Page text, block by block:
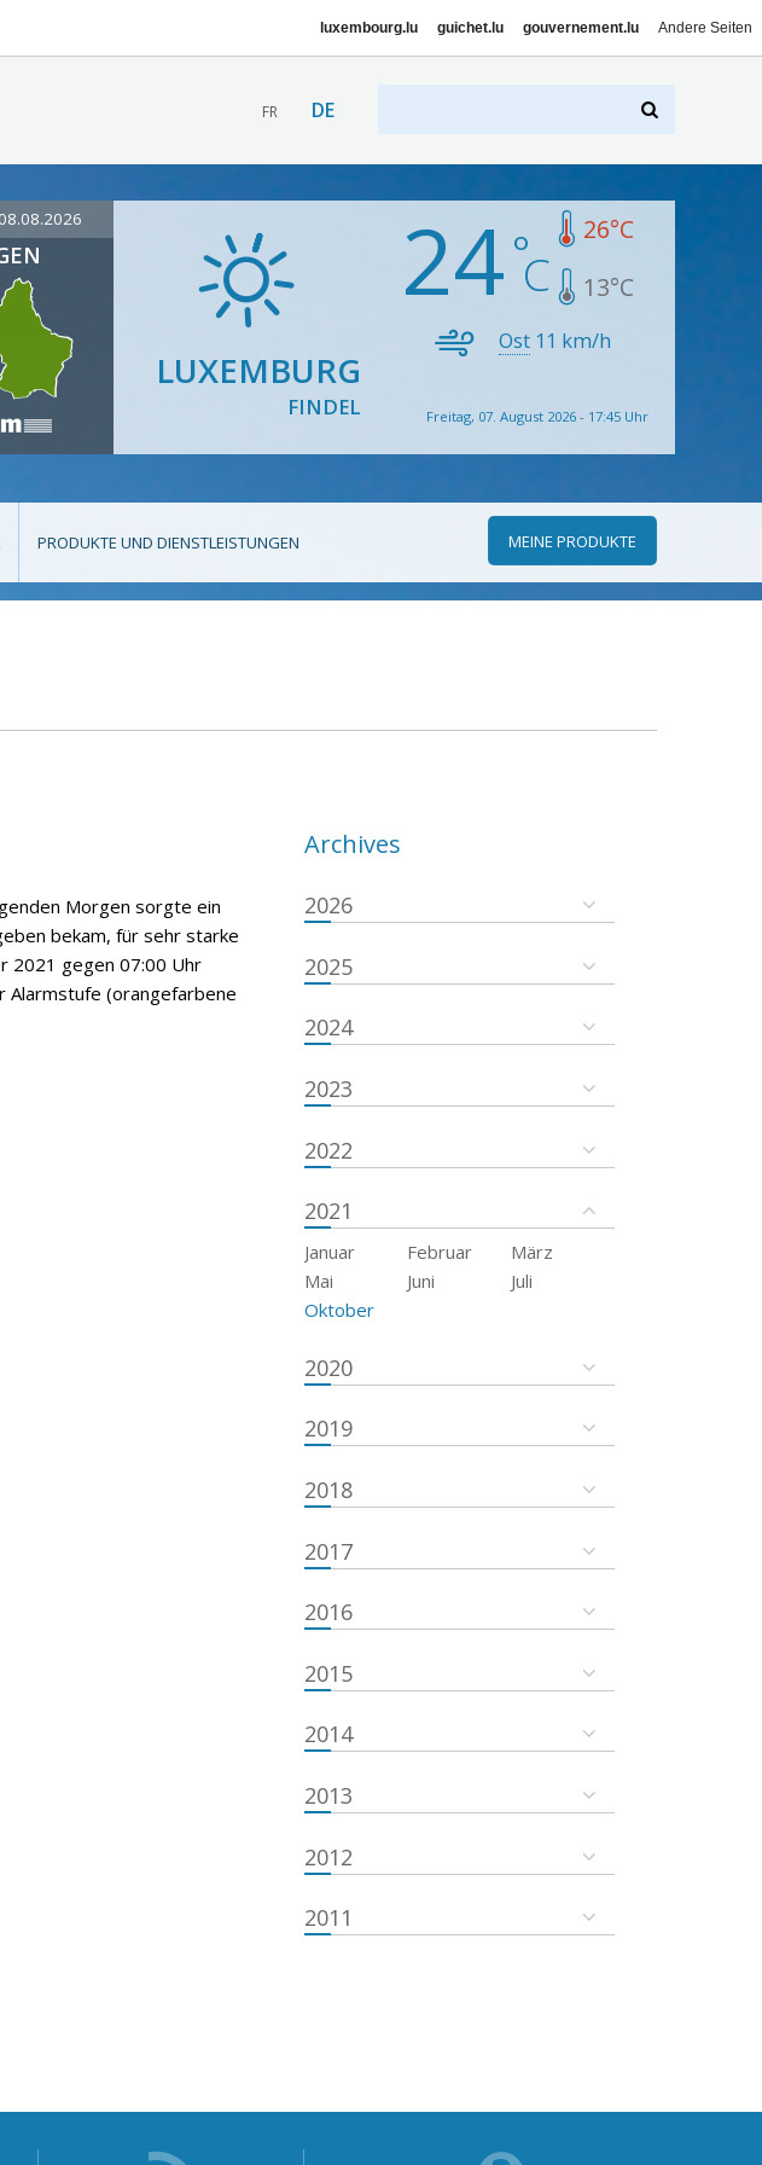
luxembourg.lu guichet.lu gouvernement.lu Andere Seiten
FR DE
08.08.2026
LUXEMBURG
FINDEL
24 26°C
13°C
Ost 11 km/h
Freitag, 07. August 2026 - 17:45 Uhr
PRODUKTE UND DIENSTLEISTUNGEN MEINE PRODUKTE
Morgen sorgte ein
bekam, für sehr starke
2021 gegen 07:00 Uhr
Alarmstufe (orangefarbene
Archives
2026
2025
2024
2023
2022
2021
Januar Februar
März
Mai
Juni
Juli
Oktober
2020
2019
2018
2017
2016
2015
2014
2013
2012
2011